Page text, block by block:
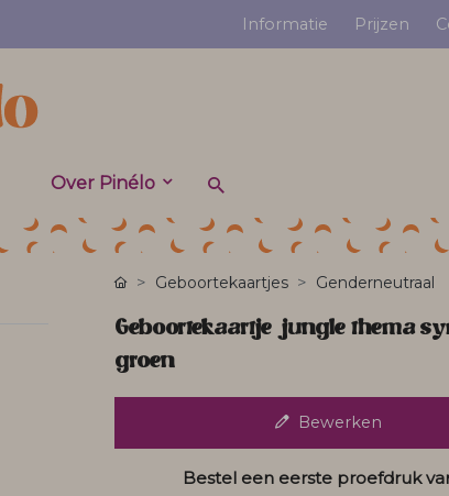
Informatie Prijzen
Over Pinélo
Geboortekaartjes Genderneutraal
Geboortekaartje jungle thema
groen
Bewerken
Bestel een eerste proefdruk